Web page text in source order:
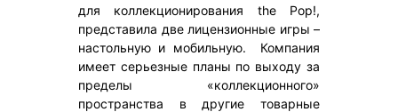
для коллекционирования the Pop!,
представила две лицензионные игры –
настольную и мобильную. Компания
имеет серьезные планы по выходу за
пределы «коллекционного»
пространства в другие товарные